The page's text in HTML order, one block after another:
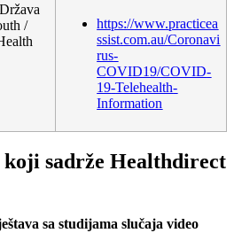
Država
/
https://www.practicea
ssist.com.au/Coronavi
rus-
COVID19/COVID-
19-Telehealth-
Information
koji sadrže Healthdirect
štava sa studijama slučaja video